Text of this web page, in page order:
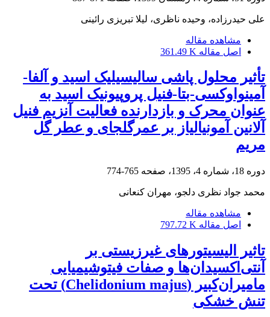
علی حیدرزاده، وحیده ناظری، لیلا تبریزی رائینی
مشاهده مقاله
اصل مقاله 361.49 K
تأثیر محلول پاشی سالیسیلیک اسید و آلفا-
آمینواوکسی-بتا-فنیل پروپیونیک اسید به
عنوان محرک و بازدارنده فعالیت آنزیم فنیل
آلانین آمونیالیاز بر عمرگلجای و عطر گل
مریم
دوره 18، شماره 4، 1395، صفحه 765-774
محمد جواد نظری دلجو، مهران کنعانی
مشاهده مقاله
اصل مقاله 797.72 K
تاثیر الیسیتورهای غیرزیستی بر
آنتی‌اکسیدان‌ها و صفات فیتوشیمیایی
مامیران‌کبیر (Chelidonium majus) تحت
تنش خشکی